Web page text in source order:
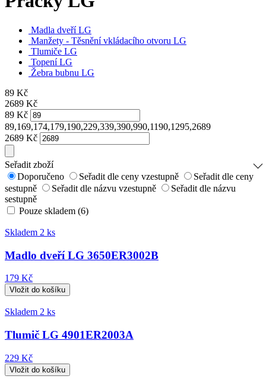
Madla dveří LG
Manžety - Těsnění vkládacího otvoru LG
Tlumiče LG
Topení LG
Žebra bubnu LG
89 Kč
2689 Kč
89 Kč
89,169,174,179,190,229,339,390,990,1190,1295,2689
2689 Kč
Seřadit zboží
Doporučeno
Seřadit dle ceny vzestupně
Seřadit dle ceny
sestupně
Seřadit dle názvu vzestupně
Seřadit dle názvu
sestupně
Pouze skladem (6)
Skladem 2 ks
Madlo dveří LG 3650ER3002B
179 Kč
Skladem 2 ks
Tlumič LG 4901ER2003A
229 Kč